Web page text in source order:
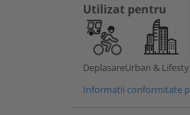
Utilizat pentru
DeplasareUrban &
Informatii conformitate